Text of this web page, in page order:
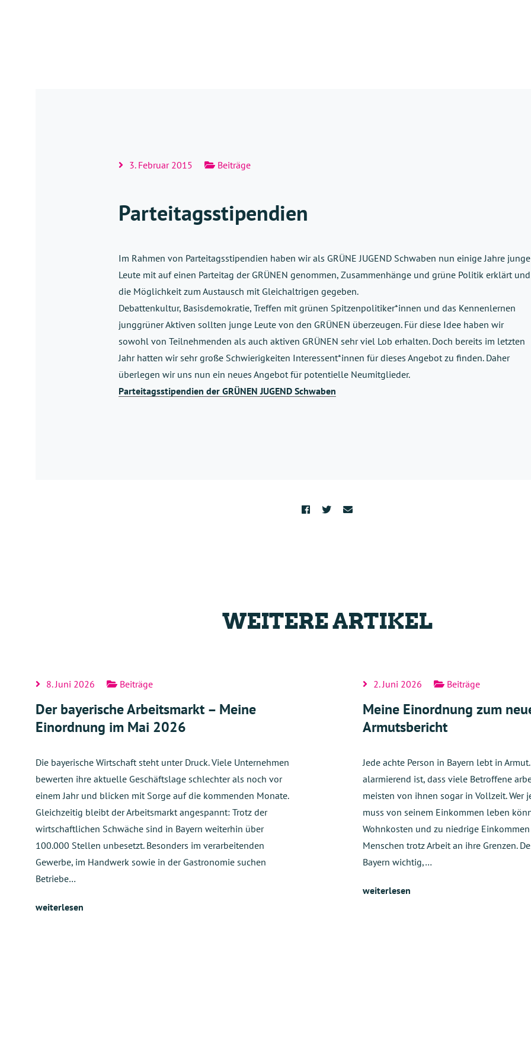
3. Februar 2015 Beiträge
Parteitagsstipendien
Im Rahmen von Parteitagsstipendien haben wir als GRÜNE JUGEND Schwaben nun einige Jahre junge
Leute mit auf einen Parteitag der GRÜNEN genommen, Zusammenhänge und grüne Politik erklärt
die Möglichkeit zum Austausch mit Gleichaltrigen gegeben.
Debattenkultur, Basisdemokratie, Treffen mit grünen Spitzenpolitiker*innen und das Kennenlernen
junggrüner Aktiven sollten junge Leute von den GRÜNEN überzeugen. Für diese Idee haben wir
sowohl von Teilnehmenden als auch aktiven GRÜNEN sehr viel Lob erhalten. Doch bereits im letzten
Jahr hatten wir sehr große Schwierigkeiten Interessent*innen für dieses Angebot zu finden. Daher
überlegen wir uns nun ein neues Angebot für potentielle Neumitglieder.
Parteitagsstipendien der GRÜNEN JUGEND Schwaben
WEITERE ARTIKEL
8. Juni 2026 Beiträge
Der bayerische Arbeitsmarkt – Meine
Einordnung im Mai 2026
Die bayerische Wirtschaft steht unter Druck. Viele Unternehmen
bewerten ihre aktuelle Geschäftslage schlechter als noch vor
einem Jahr und blicken mit Sorge auf die kommenden Monate.
Gleichzeitig bleibt der Arbeitsmarkt angespannt: Trotz der
wirtschaftlichen Schwäche sind in Bayern weiterhin über
100.000 Stellen unbesetzt. Besonders im verarbeitenden
Gewerbe, im Handwerk sowie in der Gastronomie suchen
Betriebe…
weiterlesen
2. Juni 2026 Beiträge
Meine Einordnung zum
Armutsbericht
Jede achte Person in Bayern lebt in
alarmierend ist, dass viele Betroffene
meisten von ihnen sogar in Vollzeit. Wer
muss von seinem Einkommen leben
Wohnkosten und zu niedrige
Menschen trotz Arbeit an ihre Grenzen.
Bayern wichtig,…
weiterlesen